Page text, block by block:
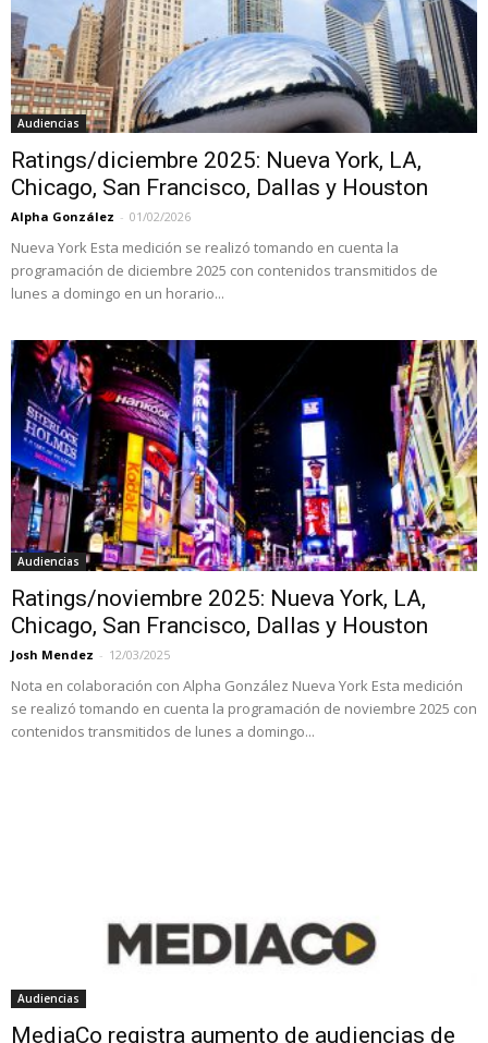
Audiencias
Ratings/diciembre 2025: Nueva York, LA,
Chicago, San Francisco, Dallas y Houston
Alpha González - 01/02/2026
Nueva York Esta medición se realizó tomando en cuenta la
programación de diciembre 2025 con contenidos transmitidos de
lunes a domingo en un horario...
Audiencias
Ratings/noviembre 2025: Nueva York, LA,
Chicago, San Francisco, Dallas y Houston
Josh Mendez - 12/03/2025
Nota en colaboración con Alpha González Nueva York Esta medición
se realizó tomando en cuenta la programación de noviembre 2025 con
contenidos transmitidos de lunes a domingo...
Audiencias
MediaCo registra aumento de audiencias de